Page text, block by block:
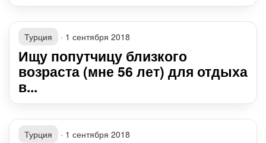
Турция · 1 сентября 2018
Ищу попутчицу близкого
возраста (мне 56 лет) для отдыха
в...
Турция · 1 сентября 2018